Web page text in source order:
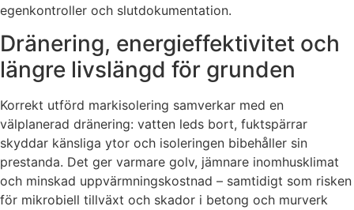
egenkontroller och slutdokumentation.
Dränering, energieffektivitet och
längre livslängd för grunden
Korrekt utförd markisolering samverkar med en
välplanerad dränering: vatten leds bort, fuktspärrar
skyddar känsliga ytor och isoleringen bibehåller sin
prestanda. Det ger varmare golv, jämnare inomhusklimat
och minskad uppvärmningskostnad – samtidigt som risken
för mikrobiell tillväxt och skador i betong och murverk